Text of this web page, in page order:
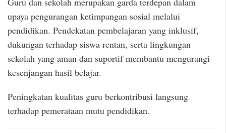
upaya pengurangan ketimpangan sosial melalui
pendidikan. Pendekatan pembelajaran yang inklusif,
dukungan terhadap siswa rentan, serta lingkungan
sekolah yang aman dan suportif membantu mengurangi
kesenjangan hasil belajar.
Peningkatan kualitas guru berkontribusi langsung
terhadap pemerataan mutu pendidikan.